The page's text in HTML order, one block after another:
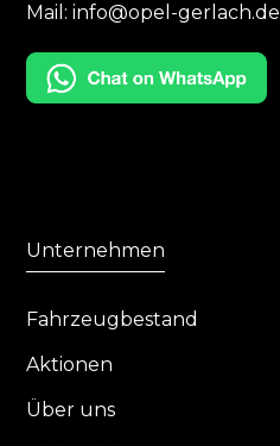
Mail: info@opel-gerlach.de
Unternehmen
Fahrzeugbestand
Aktionen
Über uns